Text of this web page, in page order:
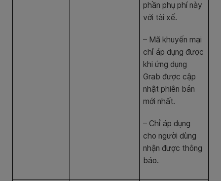
phần phụ phí này
với tài xế.
– Mã khuyến mại
chỉ áp dụng được
khi ứng dụng
Grab được cập
nhật phiên bản
mới nhất.
– Chỉ áp dụng
cho người dùng
nhận được thông
báo.